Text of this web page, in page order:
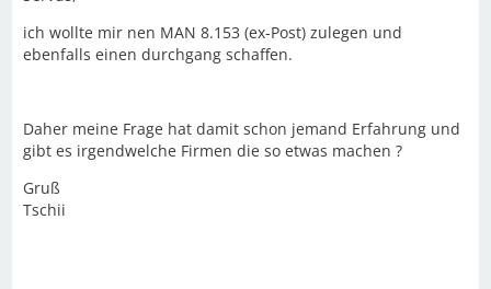
ich wollte mir nen MAN 8.153 (ex-Post) zulegen und
ebenfalls einen durchgang schaffen.
Daher meine Frage hat damit schon jemand Erfahrung und
gibt es irgendwelche Firmen die so etwas machen ?
Gruß
Tschii